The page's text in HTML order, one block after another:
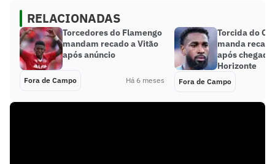
RELACIONADAS
Torcedores do Flamengo
mandam recado a Vitão
após anúncio
Fora de Campo Há 6 meses
Torcida do
manda
após
Horizonte
Fora de Campo